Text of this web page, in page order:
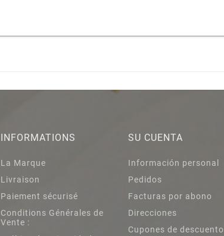
INFORMATIONS
La Marque
Livraison
Paiement sécurisé
Conditions Générales de
Vente :
SU CUENTA
Información personal
Pedidos
Facturas por abono
Direcciones
Cupones de descuento